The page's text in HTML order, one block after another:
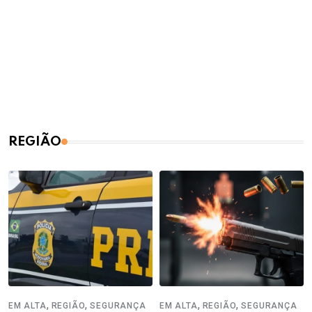
REGIÃO
EM ALTA, REGIÃO,SEGURANÇA EM ALTA, REGIÃO,SEGURANÇA